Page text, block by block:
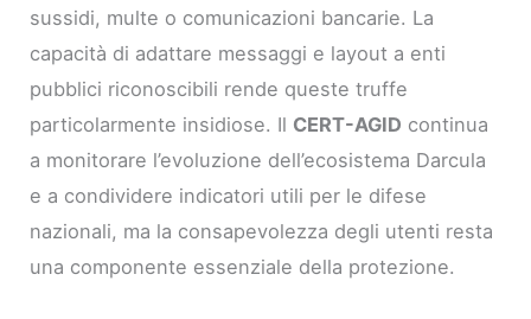
sussidi, multe o comunicazioni bancarie. La
capacità di adattare messaggi e layout a enti
pubblici riconoscibili rende queste truffe
particolarmente insidiose. Il CERT-AGID continua
a monitorare l’evoluzione dell’ecosistema Darcula
e a condividere indicatori utili per le difese
nazionali, ma la consapevolezza degli utenti resta
una componente essenziale della protezione.